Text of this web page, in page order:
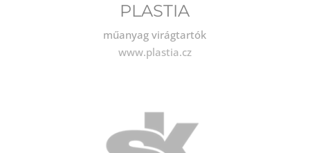
PLASTIA
műanyag virágtartók
www.plastia.cz